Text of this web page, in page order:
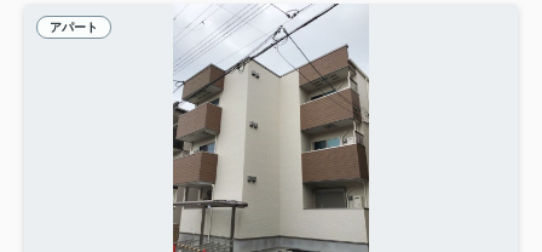
アパート